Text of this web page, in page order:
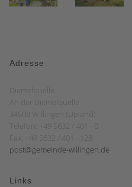
Adresse
Diemelquelle
An der Diemelquelle
34508 Willingen (Upland)
Telefon: +49 5632 / 401 - 0
Fax: +49 5632 / 401 - 128
post@gemeinde-willingen.de
Links